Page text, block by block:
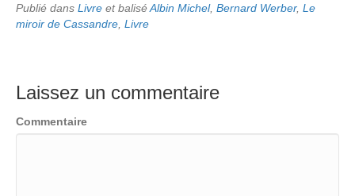
Publié dans Livre et baliséAlbin Michel, Bernard Werber, Le
miroir de Cassandre Livre
Laissez un commentaire
Commentaire